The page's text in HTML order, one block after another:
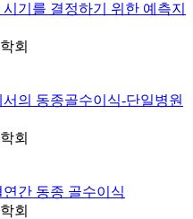
기를 결정하기 위한 예측지
회
의 동종골수이식-단일병원
회
간 동종 골수이식
회